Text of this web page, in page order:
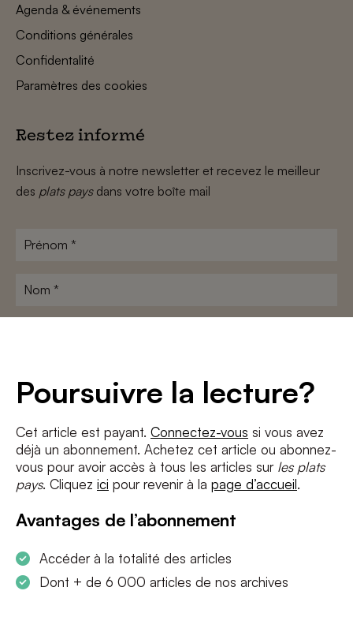
Poursuivre la lecture?
Cet article est payant. Connectez-vous si vous avez
déjà un abonnement. Achetez cet article ou abonnez-
vous pour avoir accès à tous les articles sur les plats
pays. Cliquez ici pour revenir à la page d’accueil.
Avantages de l’abonnement
Accéder à la totalité des articles
Dont + de 6 000 articles de nos archives
Agenda & événements
Conditions générales
Confidentalité
Paramètres des cookies
Restez informé
Inscrivez-vous à notre newsletter et recevez le meilleur
des plats paysdans votre boîte mail
Prénom
Nom
J'accepte les termes et conditions etla politique de confidentialité
S'INSCRIRE